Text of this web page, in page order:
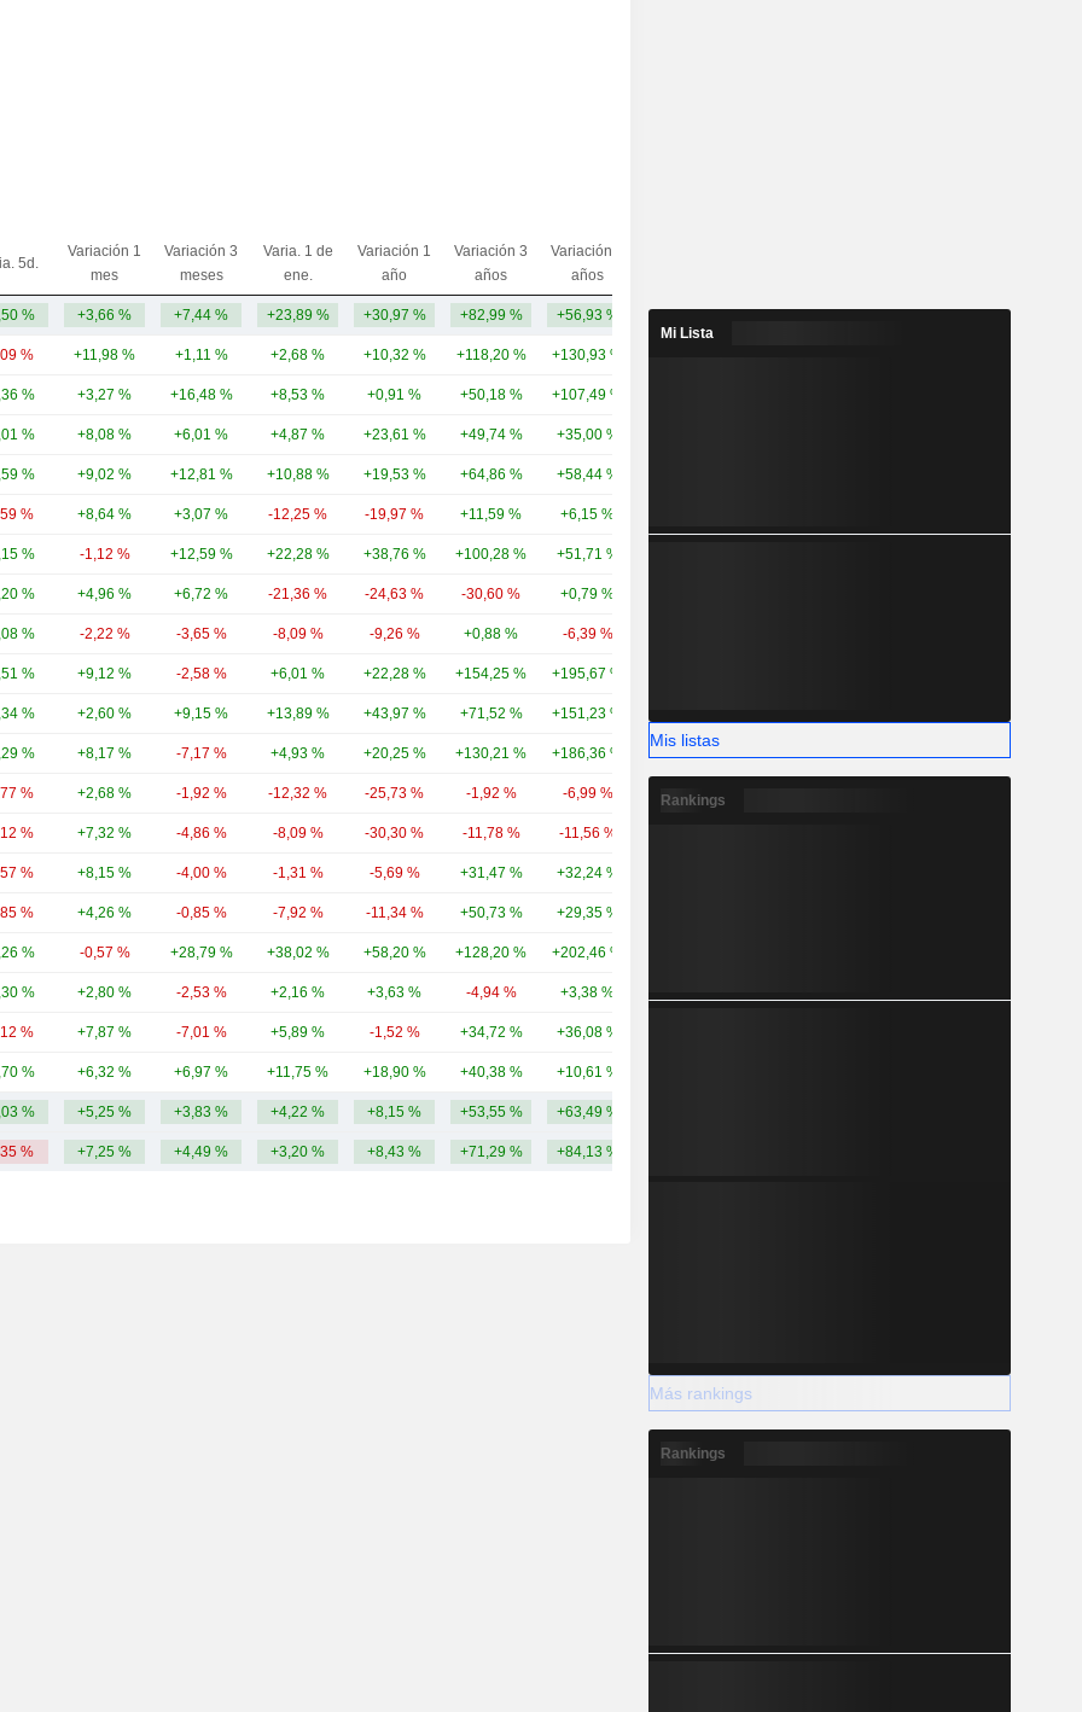
5d.
Variación 1
mes
Variación 3
meses
Varia. 1 de
ene.
Variación 1
año
Variación 3
años
Variación 5
años
% +3,66 % +7,44 % +23,89 % +30,97 % +82,99 % +56,93 %
% +11,98 % +1,11 % +2,68 % +10,32 % +118,20 % +130,93 %
% +3,27 % +16,48 % +8,53 % +0,91 % +50,18 % +107,49 %
% +8,08 % +6,01 % +4,87 % +23,61 % +49,74 % +35,00 %
% +9,02 % +12,81 % +10,88 % +19,53 % +64,86 % +58,44 %
% +8,64 % +3,07 % -12,25 % -19,97 % +11,59 % +6,15 %
% -1,12 % +12,59 % +22,28 % +38,76 % +100,28 % +51,71 %
% +4,96 % +6,72 % -21,36 % -24,63 % -30,60 % +0,79 %
% -2,22 % -3,65 % -8,09 % -9,26 % +0,88 % -6,39 %
% +9,12 % -2,58 % +6,01 % +22,28 % +154,25 % +195,67 %
% +2,60 % +9,15 % +13,89 % +43,97 % +71,52 % +151,23 %
% +8,17 % -7,17 % +4,93 % +20,25 % +130,21 % +186,36 % +283,95 % 32,69 mil M
% +2,68 % -1,92 % -12,32 % -25,73 % -1,92 % -6,99 % -20,31 %
% +7,32 % -4,86 % -8,09 % -30,30 % -11,78 % -11,56 %
% +8,15 % -4,00 % -1,31 % -5,69 % +31,47 % +32,24 %
% +4,26 % -0,85 % -7,92 % -11,34 % +50,73 % +29,35 %
% -0,57 % +28,79 % +38,02 % +58,20 % +128,20 % +202,46 %
% +2,80 % -2,53 % +2,16 % +3,63 % -4,94 % +3,38 %
% +7,87 % -7,01 % +5,89 % -1,52 % +34,72 % +36,08 %
% +6,32 % +6,97 % +11,75 % +18,90 % +40,38 % +10,61 %
% +5,25 % +3,83 % +4,22 % +8,15 % +53,55 % +63,49 %
% +7,25 % +4,49 % +3,20 % +8,43 % +71,29 % +84,13 %
Mi Lista
Mis listas
Rankings
Más rankings
Rankings